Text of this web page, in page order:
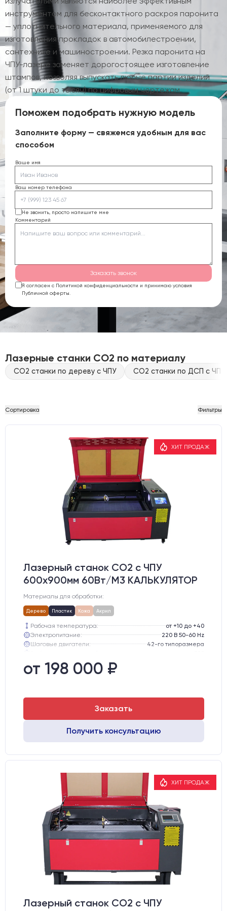
инструментом для бесконтактного раскроя паронита
— уплотнительного материала, применяемого для
изготовления прокладок в автомобилестроении,
сантехнике и машиностроении. Резка паронита на
ЧПУ-лазере заменяет дорогостоящее изготовление
штампов, позволяя выпускать любые партии изделий
(от 1 штуки до тысяч) по цифровым чертежам.
Поможем подобрать нужную модель
Заполните форму — свяжемся удобным для вас
способом
Ваше имя
Ваш номер телефона
Не звонить, просто напишите мне
Комментарий
Заказать звонок
Я согласен с Политикой конфиденциальности и принимаю условия
Публичной оферты.
Лазерные станки CO2 по материалу
CO2 станки по дереву с ЧПУ CO2 станки по ДСП с ЧПУ
Сортировка Фильтры
ХИТ ПРОДАЖ
Лазерный станок CO2 c ЧПУ
600х900мм 60Вт/М3 КАЛЬКУЛЯТОР
Материалы для обработки:
Дерево Пластик Кожа Акрил
Рабочая температура:
от +10 до +40
Электропитание:
220 В 50-60 Hz
Шаговые двигатели:
42-го типоразмера
Направляющие оси Y:
Направляющие оси Х:
от 198 000 ₽
Заказать
Получить консультацию
ХИТ ПРОДАЖ
Лазерный станок CO2 c ЧПУ